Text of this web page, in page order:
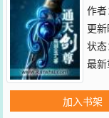
作者
更
状
最新
加入书架